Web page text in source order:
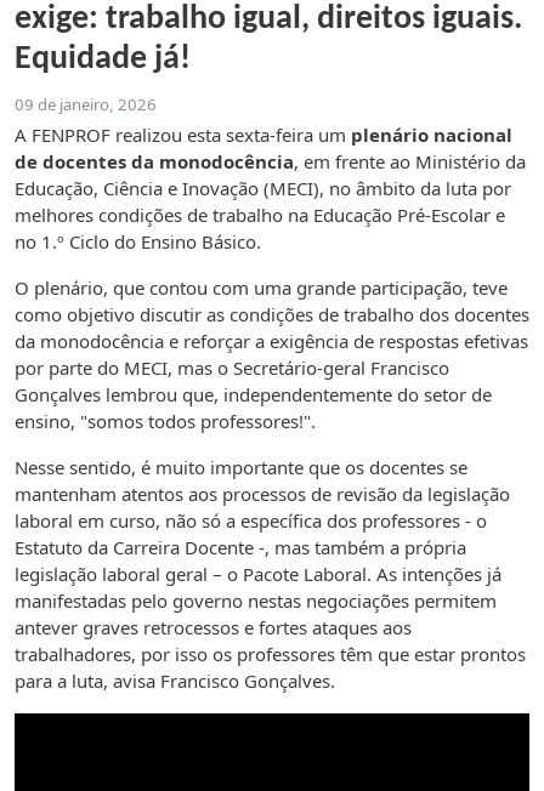
exige: trabalho igual, direitos iguais.
Equidade já!
09 de janeiro, 2026
A FENPROF realizou esta sexta-feira um plenário nacional
de docentes da monodocência, em frente ao Ministério da
Educação, Ciência e Inovação (MECI), no âmbito da luta por
melhores condições de trabalho na Educação Pré-Escolar e
no 1.º Ciclo do Ensino Básico.
O plenário, que contou com uma grande participação, teve
como objetivo discutir as condições de trabalho dos docentes
da monodocência e reforçar a exigência de respostas efetivas
por parte do MECI, mas o Secretário-geral Francisco
Gonçalves lembrou que, independentemente do setor de
ensino, "somos todos professores!".
Nesse sentido, é muito importante que os docentes se
mantenham atentos aos processos de revisão da legislação
laboral em curso, não só a específica dos professores - o
Estatuto da Carreira Docente -, mas também a própria
legislação laboral geral – o Pacote Laboral. As intenções já
manifestadas pelo governo nestas negociações permitem
antever graves retrocessos e fortes ataques aos
trabalhadores, por isso os professores têm que estar prontos
para a luta, avisa Francisco Gonçalves.